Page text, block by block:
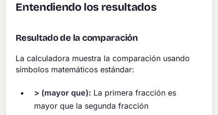
Entendiendo los resultados
Resultado de la comparación
La calculadora muestra la comparación usando
símbolos matemáticos estándar:
> (mayor que): La primera fracción es
mayor que la segunda fracción